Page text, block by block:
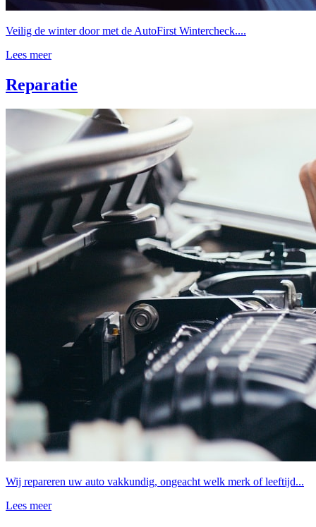
Veilig de winter door met de AutoFirst Wintercheck....
Lees meer
Reparatie
Wij repareren uw auto vakkundig, ongeacht welk merk of leeftijd...
Lees meer